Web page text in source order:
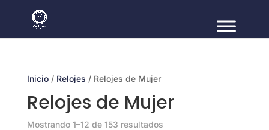
Inicio/ Relojes / Relojes de Mujer
Relojes de Mujer
Mostrando 1–12 de 153 resultados